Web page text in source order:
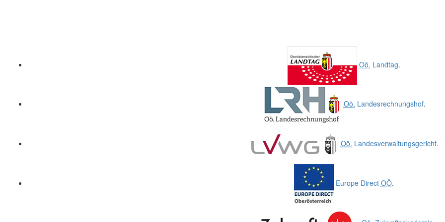
Oö. Landtag.
Oö. Landesrechnungshof.
Oö. Landesverwaltungsgericht.
Europe Direct OÖ.